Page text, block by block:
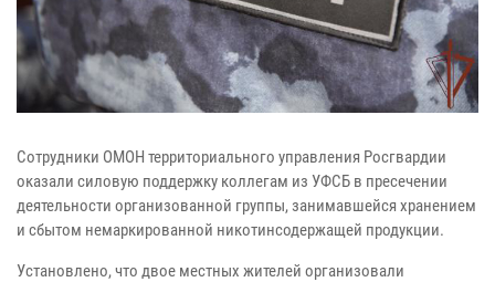
Сотрудники ОМОН территориального управления Росгвардии
оказали силовую поддержку коллегам из УФСБ в пресечении
деятельности организованной группы, занимавшейся хранением
и сбытом немаркированной никотинсодержащей продукции.
Установлено, что двое местных жителей организовали